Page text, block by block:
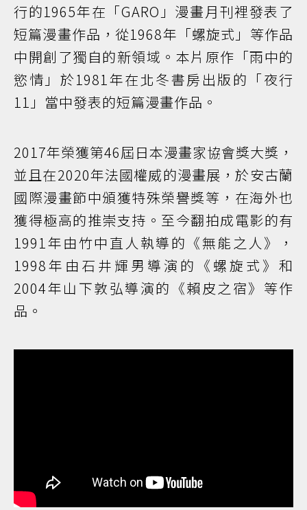
行的1965年在「GARO」漫畫月刊裡發表了
短篇漫畫作品，從1968年「螺旋式」等作品
中開創了獨自的新領域。本片原作「雨中的
慾情」於1981年在北冬書房出版的「夜行
11」當中發表的短篇漫畫作品。
2017年榮獲第46屆日本漫畫家協會獎大獎，
並且在2020年法國權威的漫畫展，於安古蘭
國際漫畫節中頒獲特殊榮譽獎等，在海外也
獲得極高的推崇支持。至今翻拍成電影的有
1991年由竹中直人執導的《無能之人》，
1998年由石井輝男導演的《螺旋式》和
2004年山下敦弘導演的《賴皮之宿》等作
品。